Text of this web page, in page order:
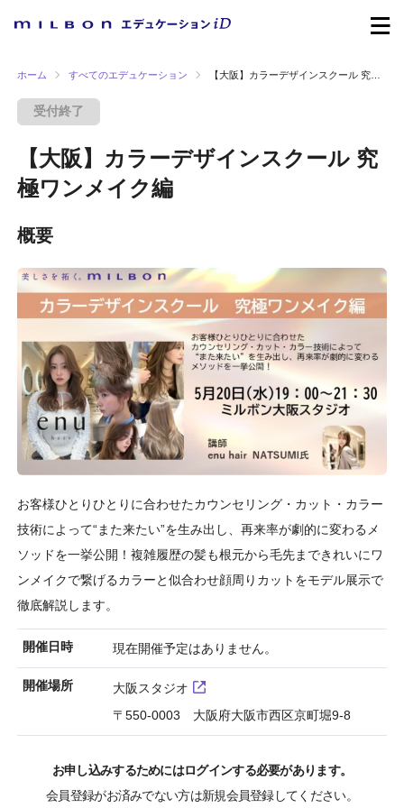
ホーム すべてのエデュケーション 【大阪】カラーデザインスクール 究極ワンメイク編
受付終了
【大阪】カラーデザインスクール 究
極ワンメイク編
概要
お客様ひとりひとりに合わせたカウンセリング・カット・カラー
技術によって“また来たい”を生み出し、再来率が劇的に変わるメ
ソッドを一挙公開！複雑履歴の髪も根元から毛先まできれいにワ
ンメイクで繋げるカラーと似合わせ顔周りカットをモデル展示で
徹底解説します。
開催日時 現在開催予定はありません。
開催場所
大阪スタジオ
〒550-0003 大阪府大阪市西区京町堀9-8
お申し込みするためにはログインする必要があります。
会員登録がお済みでない方は新規会員登録してください。